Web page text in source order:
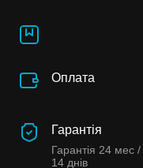
Оплата
Гарантія
Гарантія 24 мес /
14 днів